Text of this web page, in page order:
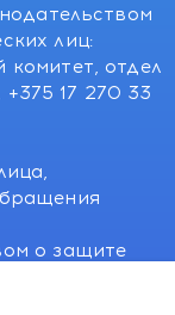
лиц:
отдел
+375 17 270 33
о защите